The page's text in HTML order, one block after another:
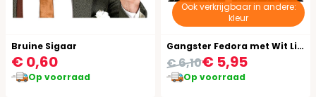
Bruine Sigaar
€ 0,60
Op voorraad
Ook verkrijgbaar in andere:
kleur
Gangster Fedora met Wit Lint
€ 5,95
€ 6,10
Op voorraad